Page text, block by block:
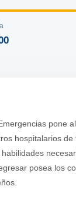
pone
hospitalarios
posea los